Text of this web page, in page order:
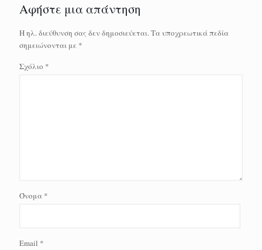
Αφήστε μια απάντηση
Η ηλ. διεύθυνση σας δεν δημοσιεύεται.Τα υποχρεωτικά πεδία
σημειώνονται με *
Σχόλιο *
Όνομα *
Email *